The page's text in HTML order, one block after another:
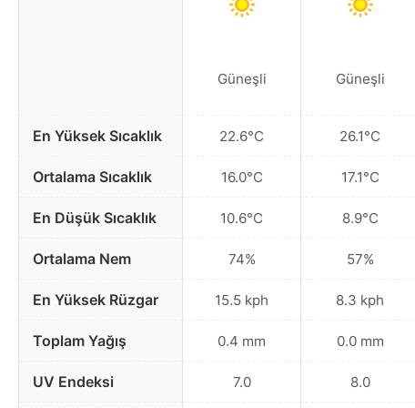
En Yüksek Sıcaklık
Ortalama Sıcaklık
En Düşük Sıcaklık
Ortalama Nem
En Yüksek Rüzgar
Toplam Yağış
UV Endeksi
Güneşli
22.6°C
16.0°C
10.6°C
74%
15.5 kph
0.4 mm
7.0
Güneşli
26.1°C
17.1°C
8.9°C
57%
8.3 kph
0.0 mm
8.0